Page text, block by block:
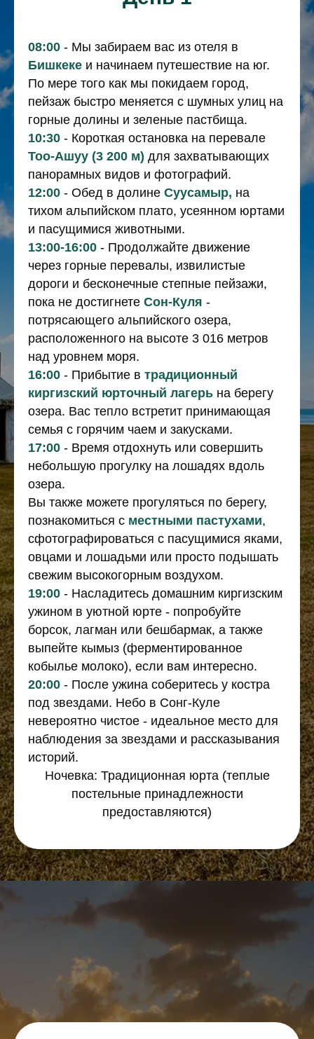
08:00 - Мы забираем вас из отеля в
Бишкеке и начинаем путешествие на юг.
По мере того как мы покидаем город,
пейзаж быстро меняется с шумных улиц на
горные долины и зеленые пастбища.
10:30 - Короткая остановка на перевале
Тоо-Ашуу (3 200 м) для захватывающих
панорамных видов и фотографий.
12:00 - Обед в долине Суусамыр, на
тихом альпийском плато, усеянном юртами
и пасущимися животными.
13:00-16:00 - Продолжайте движение
через горные перевалы, извилистые
дороги и бесконечные степные пейзажи,
пока не достигнете Сон-Куля -
потрясающего альпийского озера,
расположенного на высоте 3 016 метров
над уровнем моря.
16:00 - Прибытие в традиционный
киргизский юрточный лагерь на берегу
озера. Вас тепло встретит принимающая
семья с горячим чаем и закусками.
17:00 - Время отдохнуть или совершить
небольшую прогулку на лошадях вдоль
озера.
Вы также можете прогуляться по берегу,
познакомиться с местными пастухами,
сфотографироваться с пасущимися яками,
овцами и лошадьми или просто подышать
свежим высокогорным воздухом.
19:00 - Насладитесь домашним киргизским
ужином в уютной юрте - попробуйте
борсок, лагман или бешбармак, а также
выпейте кымыз (ферментированное
кобылье молоко), если вам интересно.
20:00 - После ужина соберитесь у костра
под звездами. Небо в Сонг-Куле
невероятно чистое - идеальное место для
наблюдения за звездами и рассказывания
историй.
Ночевка: Традиционная юрта (теплые
постельные принадлежности
предоставляются)